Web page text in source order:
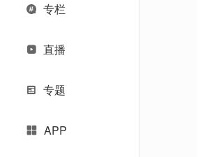
专栏
直播
专题
APP